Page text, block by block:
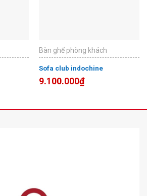
Bàn ghế phòng khách
Sofa club indochine
9.100.000₫